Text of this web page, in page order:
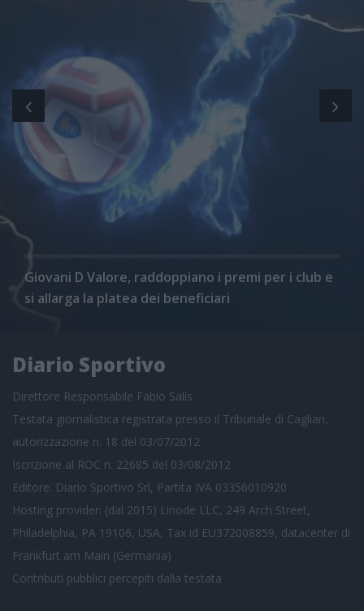
Giovani D Valore, raddoppiano i premi per i club e
si allarga la platea dei beneficiari
Diario Sportivo
Direttore Responsabile Fabio Salis
Testata giornalistica registrata presso il Tribunale di Cagliari,
autorizzazione n. 18 del 03/07/2012
Iscrizione al ROC n. 22685 del 03/08/2012
Editore: Diario Sportivo Srl, Partita IVA 03356010920
Hosting provider: (dal 2015) Linode LLC, 249 Arch Street,
Philadelphia, PA 19106, USA, Tax id EU372008859, datacenter di
Frankfurt am Main (Germania)
Contributi pubblici percepiti dalla testata